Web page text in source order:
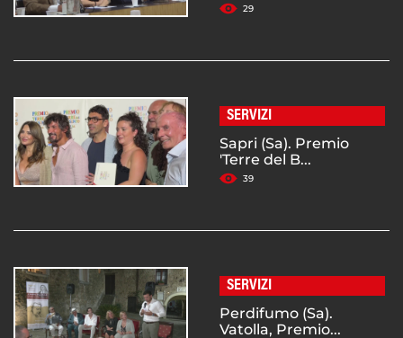
29
SERVIZI
Sapri (Sa). Premio
'Terre del B...
39
SERVIZI
Perdifumo (Sa).
Vatolla, Premio...